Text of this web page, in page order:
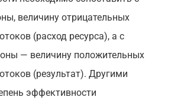
величину отрицательных
(расход ресурса), а с
— величину положительных
(результат). Другими
эффективности